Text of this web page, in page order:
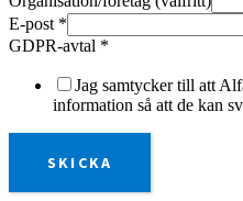
E-post *
GDPR-avtal *
Jag samtycker till att
information så att de kan
SKICKA